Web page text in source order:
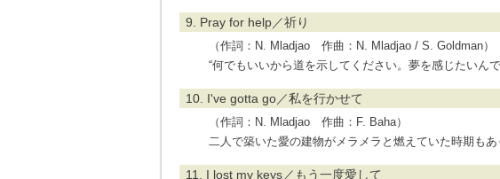
9. Pray for help／祈り
（作詞：N. Mladjao 作曲：N. Mladjao / S. Goldman）
“何でもいいから道を示してください。夢を感じたいん
10. I've gotta go／私を行かせて
（作詞：N. Mladjao 作曲：F. Baha）
二人で築いた愛の建物がメラメラと燃えていた時期もあ
11. I lost my keys／もう一度愛して